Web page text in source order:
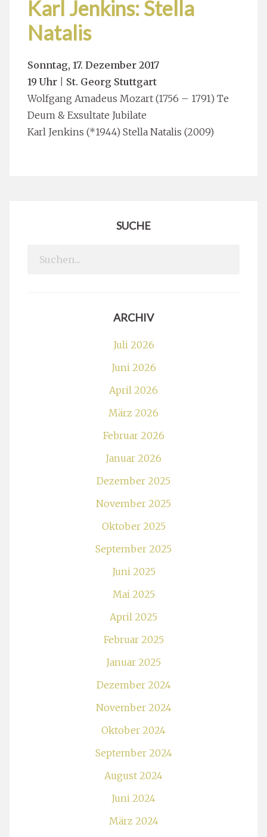
Karl Jenkins: Stella
Natalis
Sonntag, 17. Dezember 2017
19 Uhr
St. Georg Stuttgart
Wolfgang Amadeus Mozart (1756 – 1791) Te
Deum & Exsultate Jubilate
Karl Jenkins (*1944) Stella Natalis (2009)
SUCHE
Search
ARCHIV
Juli 2026
Juni 2026
April 2026
März 2026
Februar 2026
Januar 2026
Dezember 2025
November 2025
Oktober 2025
September 2025
Juni 2025
Mai 2025
April 2025
Februar 2025
Januar 2025
Dezember 2024
November 2024
Oktober 2024
September 2024
August 2024
Juni 2024
März 2024